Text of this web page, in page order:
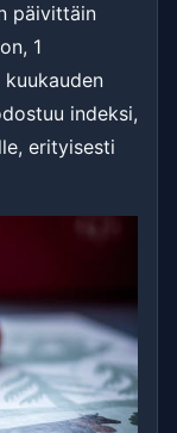
päivittäin
1
indeksi,
erityisesti